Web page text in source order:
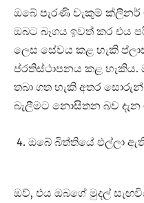
ඔබේ පැරණි වැකුම්
ඔබට බෑගය ඉවත් කර එය
ලෙස සේවය කළ හැකි
ප්රතිස්ථාපනය කළ
තබා ගත හැකි අතර
බැලීමට නොසිතන බව
ඔබේ බිත්තියේ එල්ලා
ඔව්, එය ඔබගේ මුදල්